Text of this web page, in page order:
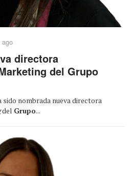
directora
del Grupo
sido nombrada nueva directora
del Grupo...